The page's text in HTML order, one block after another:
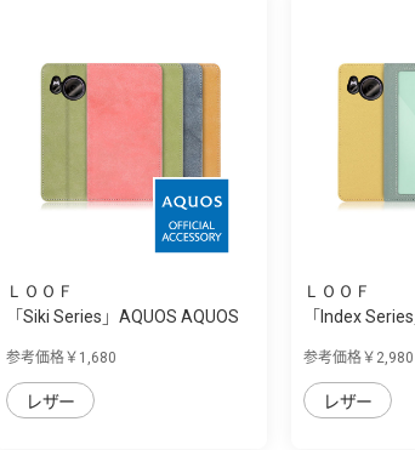
ＬＯＯＦ
「Siki Series」AQUOS AQUOS
参考価格￥1,680
レザー
ＬＯＯＦ
「Index
参考価格￥2,980
レザー